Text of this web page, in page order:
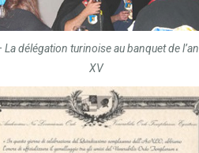
La délégation turinoise au banquet de l’an
XV